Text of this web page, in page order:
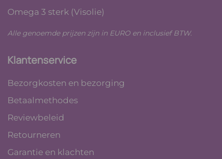
Omega 3 sterk (Visolie)
Alle genoemde prijzen zijn in EURO en inclusief BTW.
Klantenservice
Bezorgkosten en bezorging
Betaalmethodes
Reviewbeleid
Retourneren
Garantie en klachten